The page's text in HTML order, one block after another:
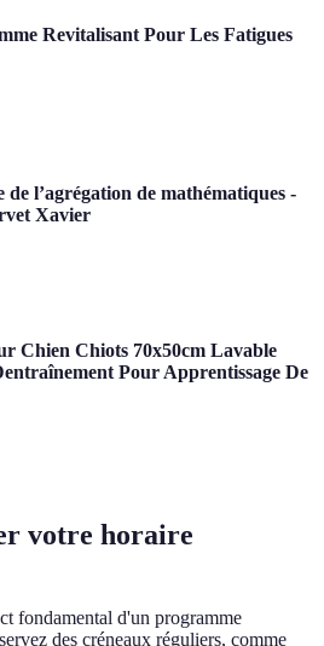
Revitalisant Pour Les Fatigues
de l’agrégation de mathématiques -
Xavier
Chien Chiots 70x50cm Lavable
Pour Apprentissage De
votre horaire
fondamental d'un programme
des créneaux réguliers, comme